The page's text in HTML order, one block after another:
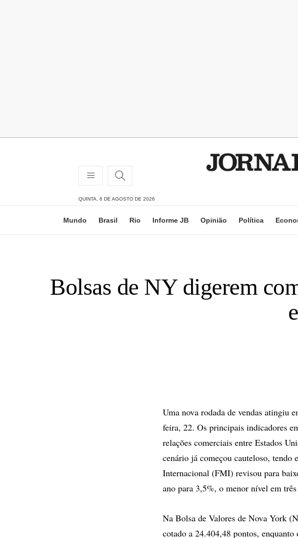
QUINTA, 6 DE AGOSTO DE 2026
Mundo Brasil Rio Informe JB Opinião Política
Bolsas de NY digerem
Uma nova rodada de vendas atingiu
feira, 22. Os principais indicadores
relações comerciais entre Estados
cenário já começou cauteloso,
Internacional (FMI) revisou para
ano para 3,5%, o menor nível em três
Na Bolsa de Valores de Nova York
cotado a 24.404,48 pontos,